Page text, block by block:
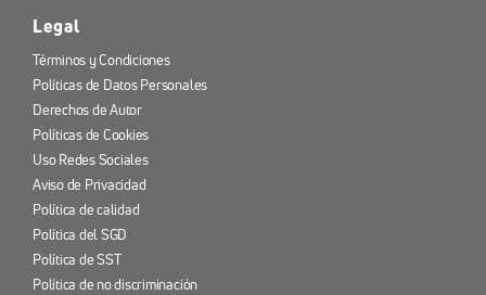
Legal
Términos y Condiciones
Políticas de Datos Personales
Derechos de Autor
Políticas de Cookies
Uso Redes Sociales
Aviso de Privacidad
Política de calidad
Política del SGD
Política de SST
Política de no discriminación